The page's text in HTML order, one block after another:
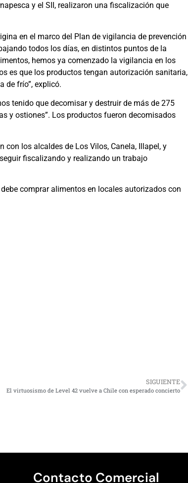
y el SII, realizaron una fiscalización que
en el marco del Plan de vigilancia de prevención
todos los días, en distintos puntos de la
hemos ya comenzado la vigilancia en los
es que los productos tengan autorización sanitaria,
de frío”, explicó.
tenido que decomisar y destruir de más de 275
y ostiones”. Los productos fueron decomisados
los alcaldes de Los Vilos, Canela, Illapel, y
fiscalizando y realizando un trabajo
comprar alimentos en locales autorizados con
SIGUIENTE
El virtuosismo de Level 42 vuelve a Chile con esperado concierto
Contacto Comercial